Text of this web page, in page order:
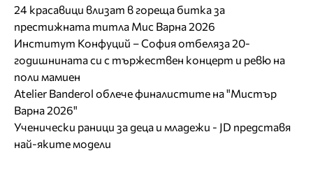
24 красавици влизат в гореща битка за
престижната титла Мис Варна 2026
Институт Конфуций – София отбеляза 20-
годишнината си с тържествен концерт и ревю на
поли мамиен
Atelier Banderol облече финалистите на "Мистър
Варна 2026"
Ученически раници за деца и младежи - JD представя
най-яките модели